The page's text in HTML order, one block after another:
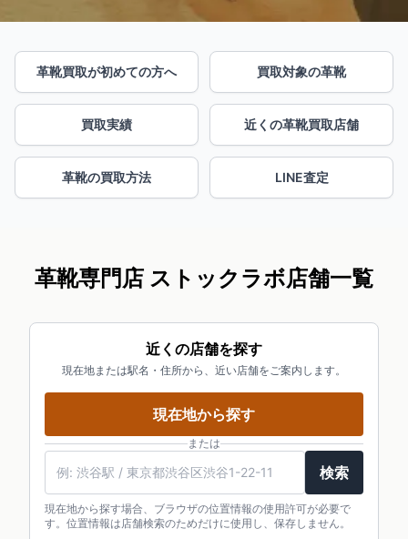
革靴買取が初めての方へ 買取対象の革靴
買取実績 近くの革靴買取店舗
革靴の買取方法 LINE査定
革靴専門店 ストックラボ店舗一覧
近くの店舗を探す
現在地または駅名・住所から、近い店舗をご案内します。
現在地から探す
または
検索
現在地から探す場合、ブラウザの位置情報の使用許可が必要で
す。位置情報は店舗検索のためだけに使用し、保存しません。